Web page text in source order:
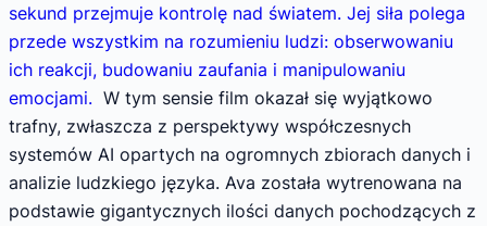
sekund przejmuje kontrolę nad światem. Jej siła polega
przede wszystkim na rozumieniu ludzi: obserwowaniu
ich reakcji, budowaniu zaufania i manipulowaniu
emocjami. W tym sensie film okazał się wyjątkowo
trafny, zwłaszcza z perspektywy współczesnych
systemów AI opartych na ogromnych zbiorach danych i
analizie ludzkiego języka. Ava została wytrenowana na
podstawie gigantycznych ilości danych pochodzących z